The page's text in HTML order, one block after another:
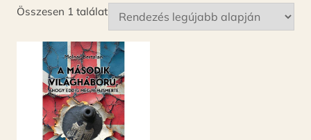
Összesen 1 találat